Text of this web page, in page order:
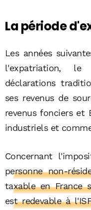
La période
Les années
l'expatriation, le
déclarations
ses revenus de
revenus fonciers et
industriels et
Concernant
personne non-
taxable en France
est redevable à